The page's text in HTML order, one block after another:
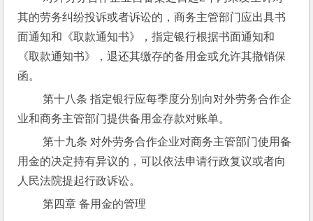
其的劳务纠纷投诉或者诉讼的，商务主管部门应出具书
面通知和《取款通知书》，指定银行根据书面通知和
《取款通知书》，退还其缴存的备用金或允许其撤销保
函。
第十八条 指定银行应每季度分别向对外劳务合作企
业和商务主管部门提供备用金存款对账单。
第十九条 对外劳务合作企业对商务主管部门使用备
用金的决定持有异议的，可以依法申请行政复议或者向
人民法院提起行政诉讼。
第四章 备用金的管理